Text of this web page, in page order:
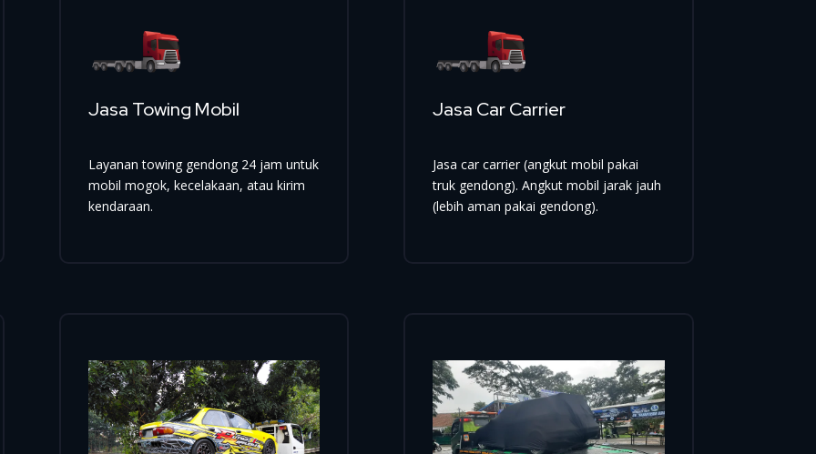
Jasa Towing Mobil
Layanan towing gendong 24 jam untuk
mobil mogok, kecelakaan, atau kirim
kendaraan.
Jasa Car Carrier
Jasa car carrier (angkut mobil pakai
truk gendong). Angkut mobil jarak jauh
(lebih aman pakai gendong).